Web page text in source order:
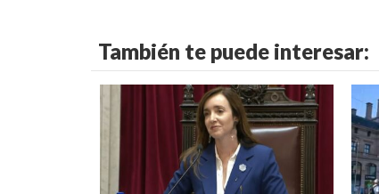
También te puede interesar: